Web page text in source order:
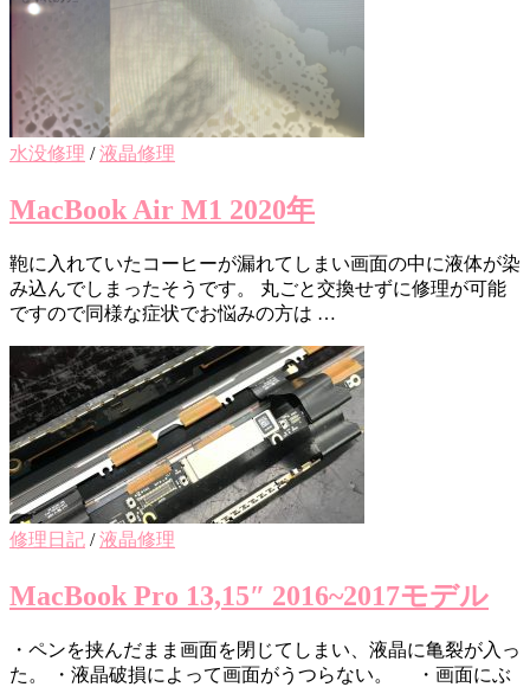
水没修理 /液晶修理
MacBook Air M1 2020年
鞄に入れていたコーヒーが漏れてしまい画面の中に液体が染
み込んでしまったそうです。 丸ごと交換せずに修理が可能
ですので同様な症状でお悩みの方は …
修理日記 /液晶修理
MacBook Pro 13,15″ 2016~2017モデル
・ペンを挟んだまま画面を閉じてしまい、液晶に亀裂が入っ
た。 ・液晶破損によって画面がうつらない。 ・画面にぶ